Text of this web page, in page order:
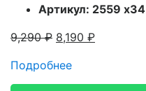
Артикул: 2559 x34
9,290₽ 8,190 ₽
Подробнее